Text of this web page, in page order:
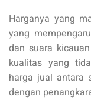
Harganya yang
yang
dan suara
kualitas yang
harga jual antara
dengan